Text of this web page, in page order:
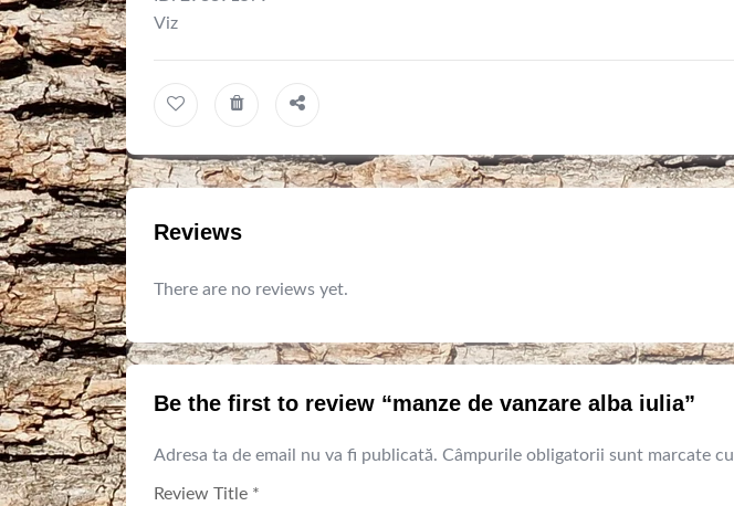
Viz
Reviews
There are no reviews yet.
Be the first to review “manze de vanzare alba iulia”
Adresa ta de email nu va fi publicată. Câmpurile obligatorii sunt marcate cu
Review Title *